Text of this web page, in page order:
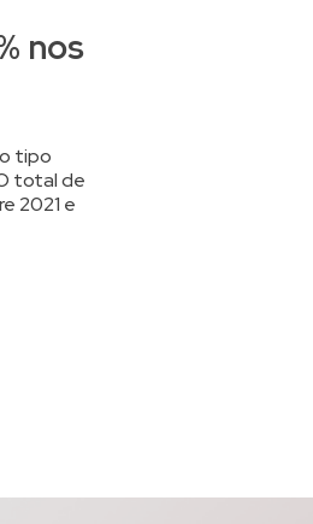
nos
tipo
total de
2021 e